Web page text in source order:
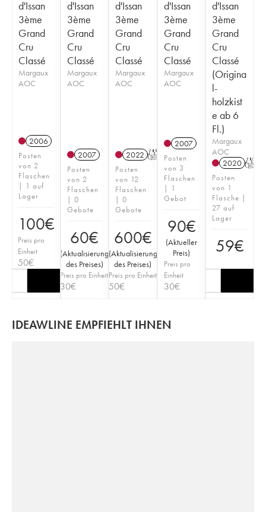
d'Issan
3ème
Grand
Cru
Classé
Margaux
AOC
2006
Posten
von 2
Flaschen
| 1 auf
Lager
100€
Preis pro
Einheit
50€
d'Issan
3ème
Grand
Cru
Classé
Margaux
AOC
2007
Posten
von 2
Flaschen
| 0
Gebote
60€
(Aktualisierung
des Preises)
Preis pro Einheit
30€
d'Issan
3ème
Grand
Cru
Classé
Margaux
AOC
2022 T
Posten
von 12
Flaschen
| 0
Gebote
600€
(Aktualisierung
des Preises)
Preis pro Einheit
50€
d'Issan
3ème
Grand
Cru
Classé
Margaux
AOC
2007
Posten
von 3
Flaschen
| 1
Gebot
90€
(Aktueller
Preis)
Preis pro
Einheit
30€
d'Issan
3ème
Grand
Cru
Classé
(Origina
l-
holzkist
e ab 6
Fl.)
Margaux
AOC
2020 T
Posten
von 1
Flasche |
27 auf
Lager
59€
IDEAWLINE EMPFIEHLT IHNEN